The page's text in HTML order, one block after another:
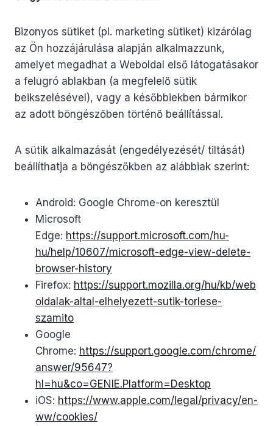
Bizonyos sütiket (pl. marketing sütiket) kizárólag
az Ön hozzájárulása alapján alkalmazzunk,
amelyet megadhat a Weboldal első látogatásakor
a felugró ablakban (a megfelelő sütik
beikszelésével), vagy a későbbiekben bármikor
az adott böngészőben történő beállítással.
A sütik alkalmazását (engedélyezését/ tiltását)
beállíthatja a böngészőkben az alábbiak szerint:
Android: Google Chrome-on keresztül
Microsoft
Edge: https://support.microsoft.com/hu-
hu/help/10607/microsoft-edge-view-delete-
browser-history
Firefox: https://support.mozilla.org/hu/kb/web
oldalak-altal-elhelyezett-sutik-torlese-
szamito
Google
Chrome: https://support.google.com/chrome/
answer/95647?
hl=hu&co=GENIE.Platform=Desktop
iOS: https://www.apple.com/legal/privacy/en-
ww/cookies/